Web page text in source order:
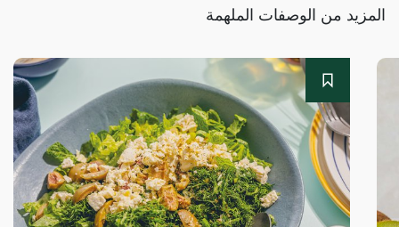
المزيد من الوصفات الملهمة